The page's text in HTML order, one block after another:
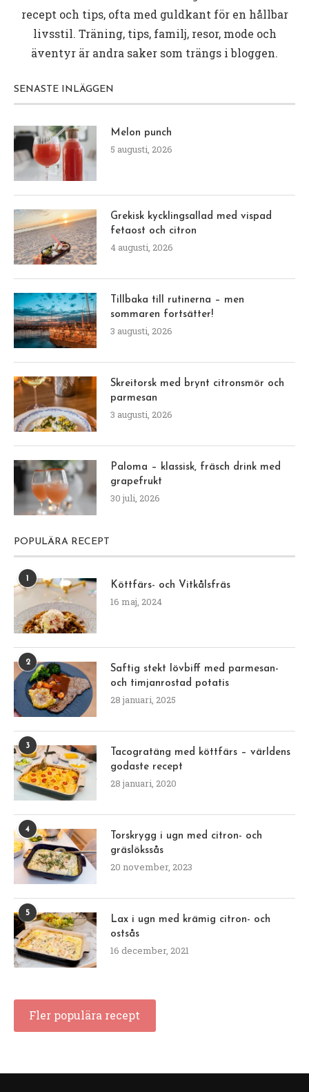
recept och tips, ofta med guldkant för en hållbar
livsstil. Träning, tips, familj, resor, mode och
äventyr är andra saker som trängs i bloggen.
SENASTE INLÄGGEN
Melon punch
5 augusti, 2026
Grekisk kycklingsallad med vispad
fetaost och citron
4 augusti, 2026
Tillbaka till rutinerna – men
sommaren fortsätter!
3 augusti, 2026
Skreitorsk med brynt citronsmör och
parmesan
3 augusti, 2026
Paloma – klassisk, fräsch drink med
grapefrukt
30 juli, 2026
POPULÄRA RECEPT
Köttfärs- och Vitkålsfräs
16 maj, 2024
2
Saftig stekt lövbiff med parmesan-
och timjanrostad potatis
28 januari, 2025
3
Tacogratäng med köttfärs – världens
godaste recept
28 januari, 2020
4
Torskrygg i ugn med citron- och
gräslökssås
20 november, 2023
5
Lax i ugn med krämig citron- och
ostsås
16 december, 2021
Fler populära recept